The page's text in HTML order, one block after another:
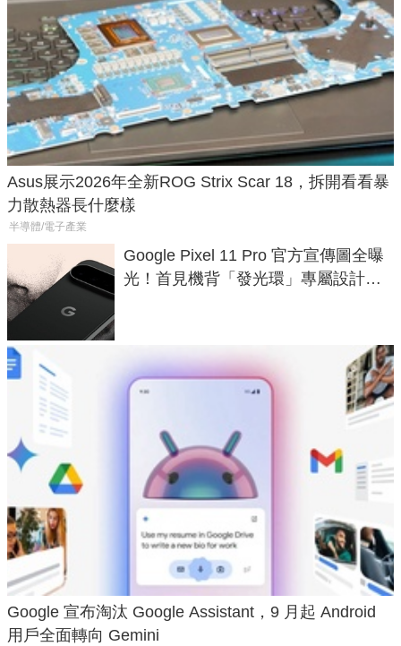
Asus展示2026年全新ROG Strix Scar 18，拆開看看暴
力散熱器長什麼樣
半導體/電子產業
Google Pixel 11 Pro 官方宣傳圖全曝
光！首見機背「發光環」專屬設計、
Google 宣布淘汰 Google Assistant，9 月起 Android
用戶全面轉向 Gemini